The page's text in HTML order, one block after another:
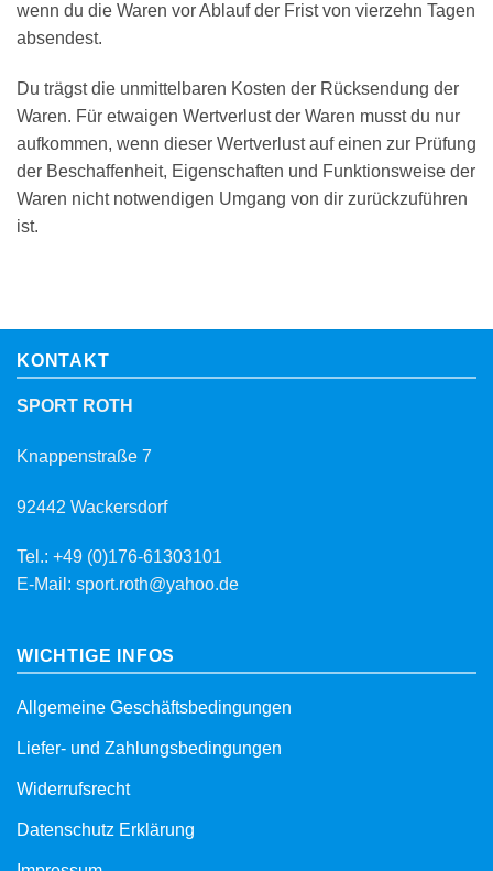
wenn du die Waren vor Ablauf der Frist von vierzehn Tagen
absendest.
Du trägst die unmittelbaren Kosten der Rücksendung der
Waren. Für etwaigen Wertverlust der Waren musst du nur
aufkommen, wenn dieser Wertverlust auf einen zur Prüfung
der Beschaffenheit, Eigenschaften und Funktionsweise der
Waren nicht notwendigen Umgang von dir zurückzuführen
ist.
KONTAKT
SPORT ROTH
Knappenstraße 7
92442 Wackersdorf
Tel.: +49 (0)176-61303101
E-Mail: sport.roth@yahoo.de
WICHTIGE INFOS
Allgemeine Geschäftsbedingungen
Liefer- und Zahlungsbedingungen
Widerrufsrecht
Datenschutz Erklärung